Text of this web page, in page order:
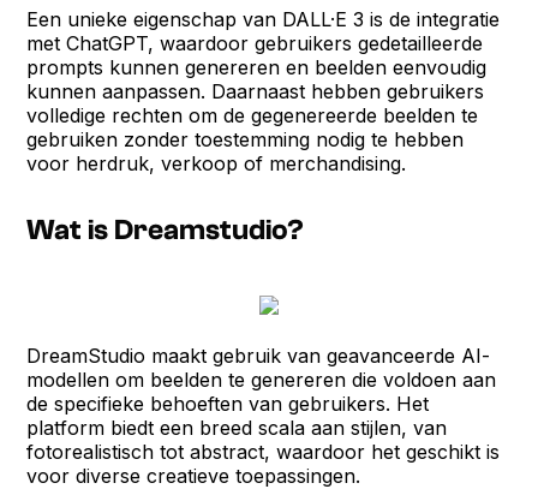
Een unieke eigenschap van DALL·E 3 is de integratie
met ChatGPT, waardoor gebruikers gedetailleerde
prompts kunnen genereren en beelden eenvoudig
kunnen aanpassen. Daarnaast hebben gebruikers
volledige rechten om de gegenereerde beelden te
gebruiken zonder toestemming nodig te hebben
voor herdruk, verkoop of merchandising.
Wat is Dreamstudio?
DreamStudio maakt gebruik van geavanceerde AI-
modellen om beelden te genereren die voldoen aan
de specifieke behoeften van gebruikers. Het
platform biedt een breed scala aan stijlen, van
fotorealistisch tot abstract, waardoor het geschikt is
voor diverse creatieve toepassingen.